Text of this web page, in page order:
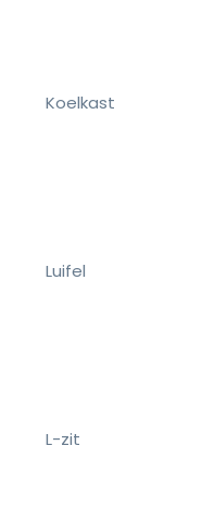
Koelkast
Luifel
L-zit